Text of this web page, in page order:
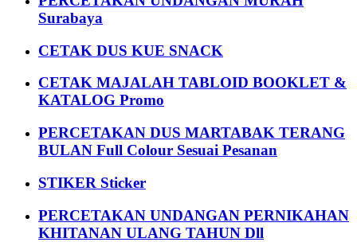
Surabaya
CETAK DUS KUE SNACK
CETAK MAJALAH TABLOID BOOKLET &
KATALOG Promo
PERCETAKAN DUS MARTABAK TERANG
BULAN Full Colour Sesuai Pesanan
STIKER Sticker
PERCETAKAN UNDANGAN PERNIKAHAN
KHITANAN ULANG TAHUN Dll